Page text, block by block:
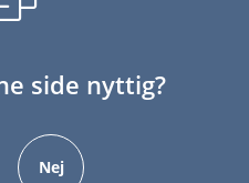
side nyttig?
Nej